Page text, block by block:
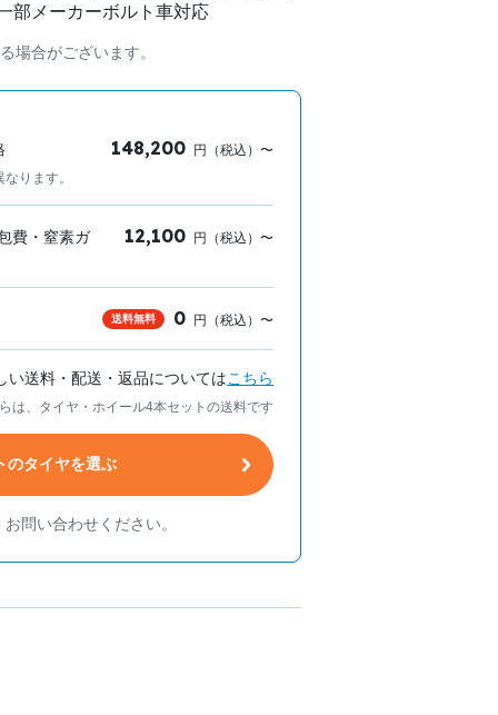
部メーカーボルト車対応
場合がございます。
ります。
148,200 円（税込）〜
費・窒素ガ
12,100 円（税込）〜
送料無料 0 円（税込）〜
い送料・配送・返品についてはこちら
は、タイヤ・ホイール4本セットの送料です
のタイヤを選ぶ
問い合わせください。